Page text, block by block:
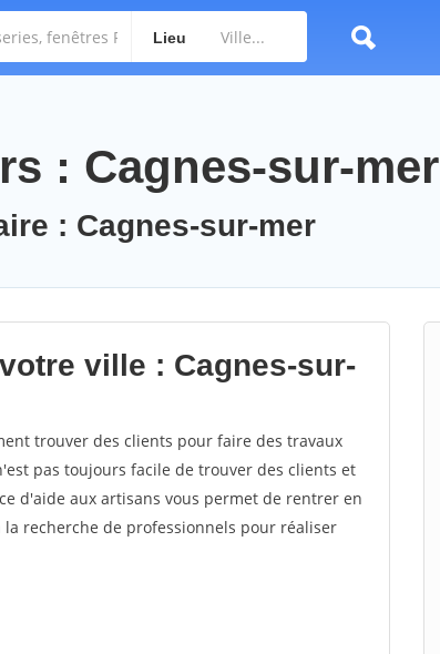
Lieu
: Cagnes-sur-mer
: Cagnes-sur-mer
ville : Cagnes-sur-
trouver des clients pour faire des travaux
pas toujours facile de trouver des clients et
d'aide aux artisans vous permet de rentrer en
recherche de professionnels pour réaliser